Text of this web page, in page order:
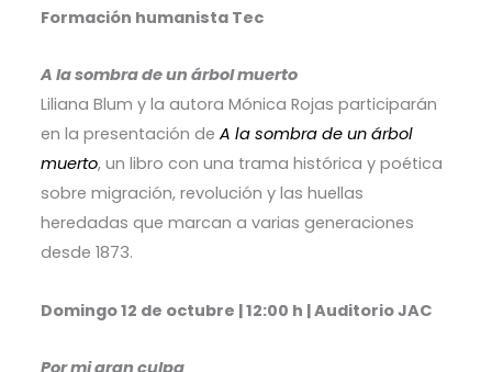
Formación humanista Tec
A la sombra de un árbol muerto
Liliana Blum y la autora Mónica Rojas participarán
en la presentación de A la sombra de un árbol
muerto, un libro con una trama histórica y poética
sobre migración, revolución y las huellas
heredadas que marcan a varias generaciones
desde 1873.
Domingo 12 de octubre | 12:00 h | Auditorio JAC